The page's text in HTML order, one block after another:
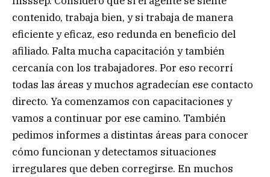
contenido, trabaja bien, y si trabaja de manera
eficiente y eficaz, eso redunda en beneficio del
afiliado. Falta mucha capacitación y también
cercanía con los trabajadores. Por eso recorrí
todas las áreas y muchos agradecían ese contacto
directo. Ya comenzamos con capacitaciones y
vamos a continuar por ese camino. También
pedimos informes a distintas áreas para conocer
cómo funcionan y detectamos situaciones
irregulares que deben corregirse. En muchos